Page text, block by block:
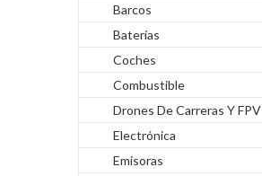
Barcos
Baterías
Coches
Combustible
Drones De Carreras Y FPV
Electrónica
Emisoras